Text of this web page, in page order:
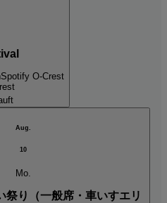
Spotify O-Crest
Aug.
10
Mo.
り（一般席・車いすエリ